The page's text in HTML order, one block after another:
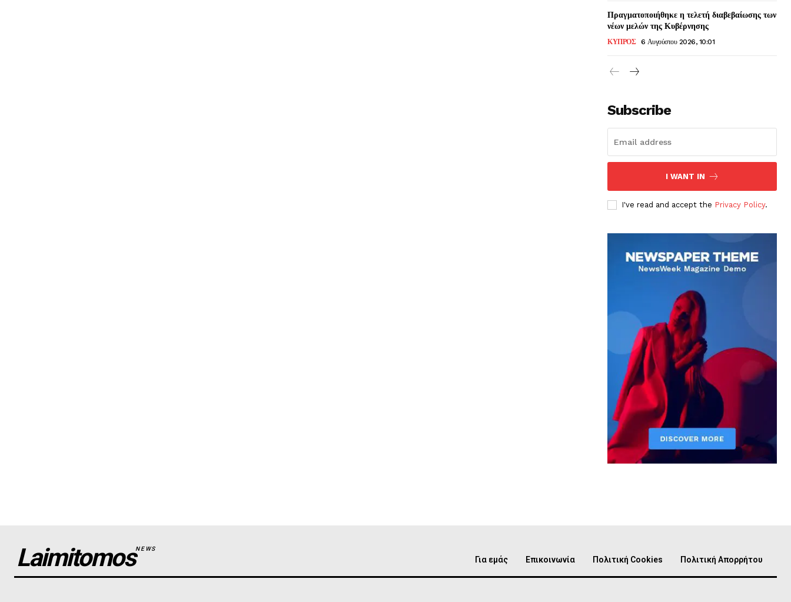
Πραγματοποιήθηκε η τελετή διαβεβαίωσης των
νέων μελών της Κυβέρνησης
ΚΥΠΡΟΣ 6 Αυγούστου 2026, 10:01
Subscribe
I WANT IN
I've read and accept the Privacy Policy.
LaimitomosNEWS
Για εμάς Επικοινωνία Πολιτική Cookies Πολιτική Απορρήτου